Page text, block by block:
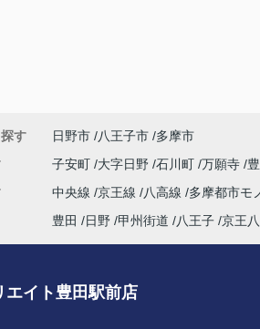
す 日野市 八王子市 多摩市
子安町 大字日野 石川町 万願寺
中央線 京王線 八高線 多摩都市モ
豊田 日野 甲州街道 八王子 京王
エイト豊田駅前店